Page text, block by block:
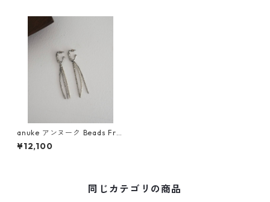
anuke アンヌーク Beads Frin
ge Pierce 62610904
¥12,100
同じカテゴリの商品